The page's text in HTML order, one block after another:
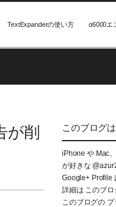
TextExpanderの使い方 α6000エ
が削
このブログは
iPhone や Mac
が好きな
Google+ Profile
詳細は このブロ
このブログの プ